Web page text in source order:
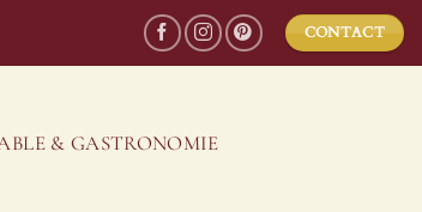
CONTACT
& GASTRONOMIE